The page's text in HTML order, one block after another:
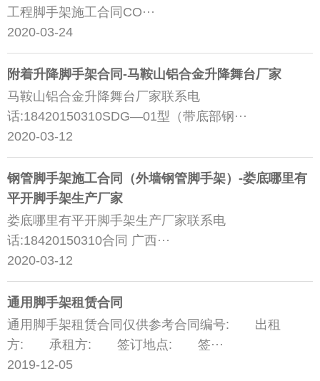
工程脚手架施工合同CO···
2020-03-24
附着升降脚手架合同-马鞍山铝合金升降舞台厂家
马鞍山铝合金升降舞台厂家联系电
话:18420150310SDG—01型（带底部钢···
2020-03-12
钢管脚手架施工合同（外墙钢管脚手架）-娄底哪里有
平开脚手架生产厂家
娄底哪里有平开脚手架生产厂家联系电
话:18420150310合同 广西···
2020-03-12
通用脚手架租赁合同
通用脚手架租赁合同仅供参考合同编号: 出租
方: 承租方: 签订地点: 签···
2019-12-05